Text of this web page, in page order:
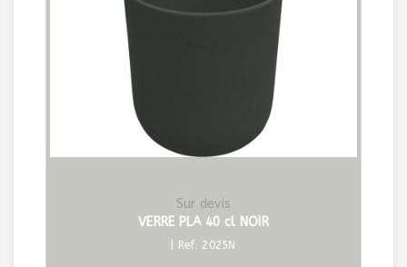
Sur devis
VERRE PLA 40 cl NOIR
| Ref. 2025N